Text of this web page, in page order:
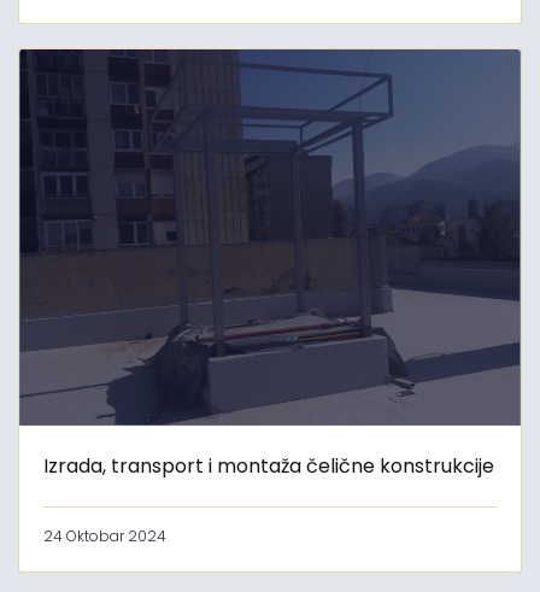
Izrada, transport i montaža čelične konstrukcije
24 Oktobar 2024